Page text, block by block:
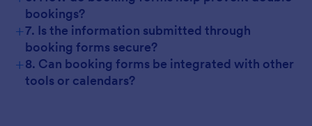
bookings?
+7. Is the information submitted through
booking forms secure?
+8. Can booking forms be integrated with other
tools or calendars?